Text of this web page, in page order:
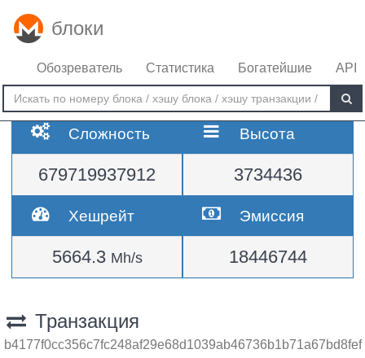
блоки
Обозреватель Статистика Богатейшие API
Сложность
679719937912
Высота
3734436
Хешрейт
5664.3 Mh/s
Эмиссия
18446744
Транзакция
b4177f0cc356c7fc248af29e68d1039ab46736b1b71a67bd8fef